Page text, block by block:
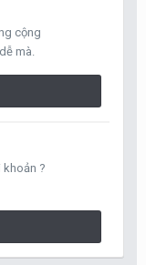
cộng
mà.
khoản ?